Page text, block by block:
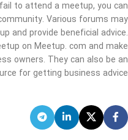
to attend a meetup, you can
Various forums may
and provide beneficial advice.
on Meetup. com and make
owners. They can also be an
for getting business advice.